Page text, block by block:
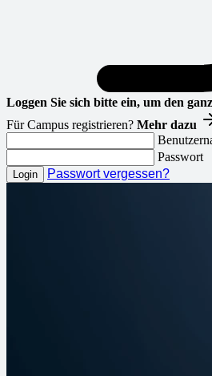
Loggen Sie sich bitte ein, um den
Für Campus registrieren? Mehr dazu
Passwort
Passwort vergessen?